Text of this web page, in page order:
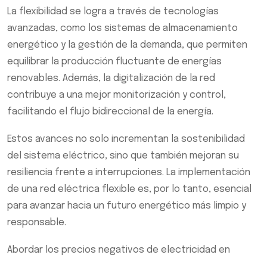
La flexibilidad se logra a través de tecnologías
avanzadas, como los sistemas de almacenamiento
energético y la gestión de la demanda, que permiten
equilibrar la producción fluctuante de energías
renovables. Además, la digitalización de la red
contribuye a una mejor monitorización y control,
facilitando el flujo bidireccional de la energía.
Estos avances no solo incrementan la sostenibilidad
del sistema eléctrico, sino que también mejoran su
resiliencia frente a interrupciones. La implementación
de una red eléctrica flexible es, por lo tanto, esencial
para avanzar hacia un futuro energético más limpio y
responsable.
Abordar los precios negativos de electricidad en